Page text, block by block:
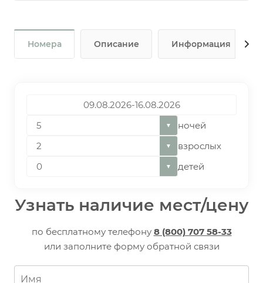
Номера Описание Информация
▼ ночей
▼ взрослых
▼ детей
Узнать наличие мест/цену
по бесплатному телефону 8 (800) 707 58-33
или заполните форму обратной связи